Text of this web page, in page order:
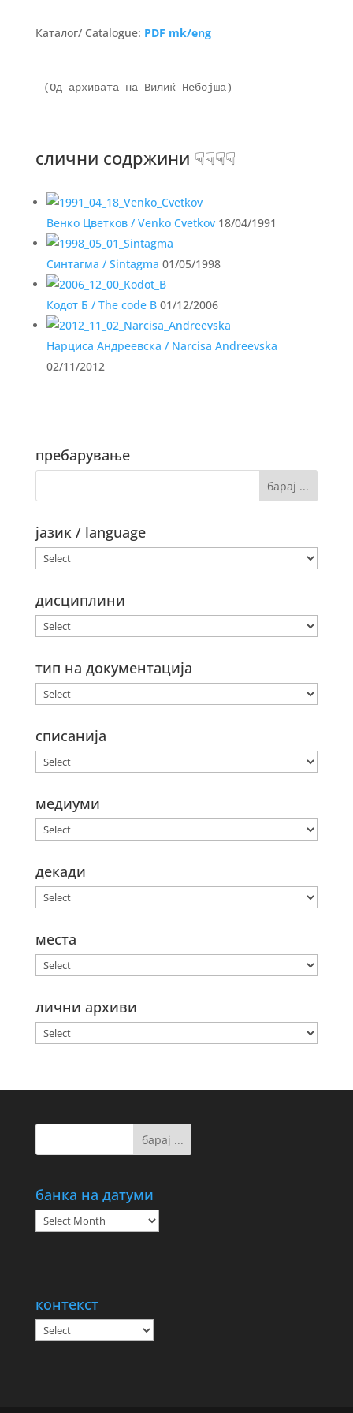
Каталог/ Catalogue: PDF mk/eng
(Од архивата на Вилиќ Небојша)
слични содржини ☟☟☟☟
Венко Цветков / Venko Cvetkov18/04/1991
Синтагма / Sintagma 01/05/1998
Кодот Б / The code B01/12/2006
Нарциса Андреевска / Narcisa Andreevska
02/11/2012
пребарување
јазик / language
дисциплини
тип на документација
списанија
медиуми
декади
места
лични архиви
банка на датуми
банка
на
контекст